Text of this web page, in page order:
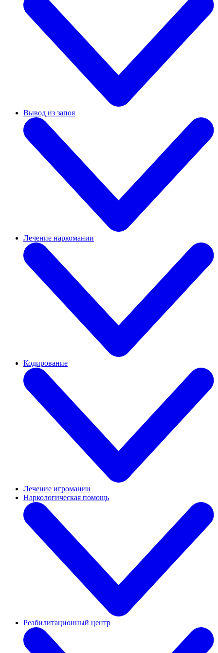
Вывод из запоя
Лечение наркомании
Кодирование
Лечение игромании
Наркологическая помощь
Реабилитационный центр